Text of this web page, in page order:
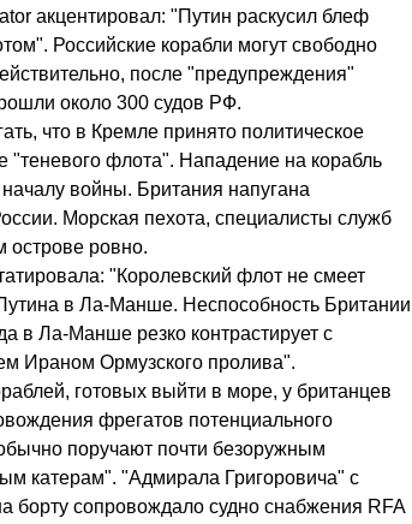
акцентировал: "Путин раскусил блеф
Российские корабли могут свободно
после "предупреждения"
около 300 судов РФ.
что в Кремле принято политическое
"теневого флота". Нападение на корабль
войны. Британия напугана
Морская пехота, специалисты служб
острове ровно.
"Королевский флот не смеет
в Ла-Манше. Неспособность Британии
в Ла-Манше резко контрастирует с
Ираном Ормузского пролива".
готовых выйти в море, у британцев
фрегатов потенциального
поручают почти безоружным
катерам". "Адмирала Григоровича" с
борту сопровождало судно снабжения RFA